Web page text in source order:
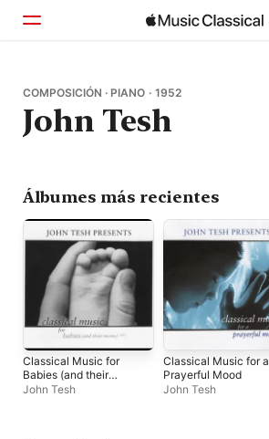
Inicio
Explorar
COMPOSICIÓN · PIANO · 1952
John Tesh
Álbumes más recientes
Classical Music for
Babies (and their
Moms), Vol. 1
John Tesh
Classical Music for a
Prayerful Mood
John Tesh